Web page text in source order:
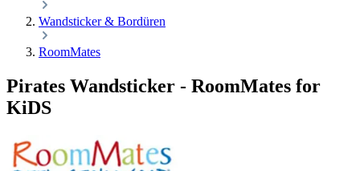
Wandsticker & Bordüren
RoomMates
Pirates Wandsticker - RoomMates for
KiDS